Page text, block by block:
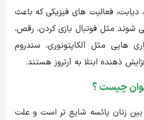
دیابت، فعالیت های فیزیکی که باعث
شوند مثل فوتبال بازی کردن، رقص،
هایی مثل آلکاپتونوری، سندروم
ذهنده ابتلا به آرتروز هستند.
چیست ؟
زنان یائسه شایع تر است و علت